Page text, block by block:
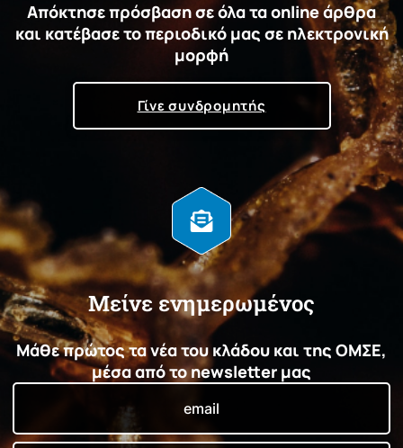
Απόκτησε πρόσβαση σε όλα τα online άρθρα
και κατέβασε το περιοδικό μας σε ηλεκτρονική
μορφή
Γίνε συνδρομητής
Μείνε ενημερωμένος
Μάθε πρώτος τα νέα του κλάδου και της ΟΜΣΕ,
μέσα από το newsletter μας